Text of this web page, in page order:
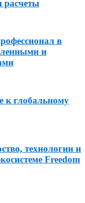
расчеты
в
и
к глобальному
технологии и
Freedom